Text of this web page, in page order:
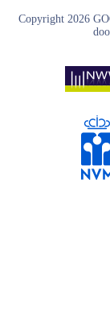
Copyright 2026